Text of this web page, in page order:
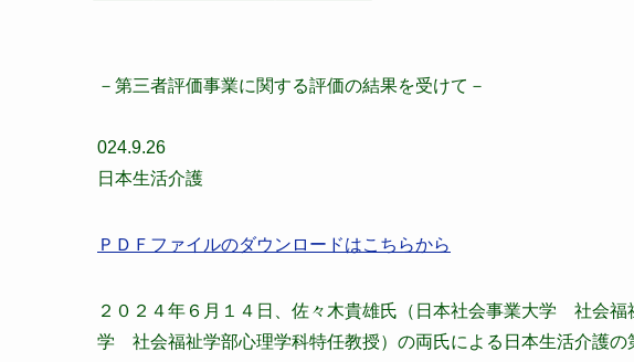
－第三者評価事業に関する評価の結果を受けて－
024.9.26
日本生活介護
ＰＤＦファイルのダウンロードはこちらから
２０２４年６月１４日、佐々木貴雄氏（日本社会事業大学 社会
学 社会福祉学部心理学科特任教授）の両氏による日本生活介護の